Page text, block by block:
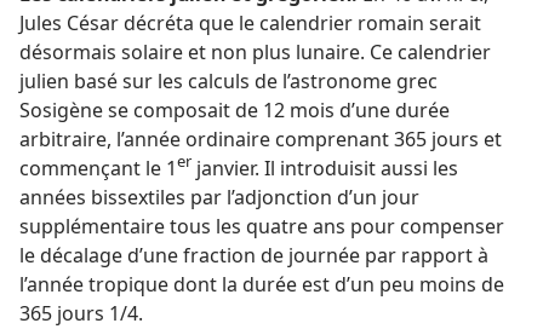
Jules César décréta que le calendrier romain serait
désormais solaire et non plus lunaire. Ce calendrier
julien basé sur les calculs de l’astronome grec
Sosigène se composait de 12 mois d’une durée
arbitraire, l’année ordinaire comprenant 365 jours et
commençant le 1er janvier. Il introduisit aussi les
années bissextiles par l’adjonction d’un jour
supplémentaire tous les quatre ans pour compenser
le décalage d’une fraction de journée par rapport à
l’année tropique dont la durée est d’un peu moins de
365 jours 1/4.